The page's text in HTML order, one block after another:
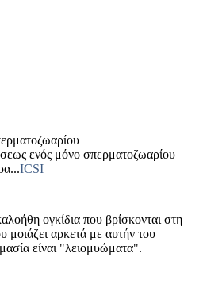
ενός μόνο σπερματοζωαρίου
ICSI
ογκίδια που βρίσκονται στη
μοιάζει αρκετά με αυτήν του
είναι "λειομυώματα".